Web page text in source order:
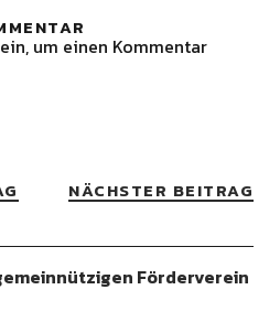
um einen Kommentar
NÄCHSTER BEITRAG
Förderverein